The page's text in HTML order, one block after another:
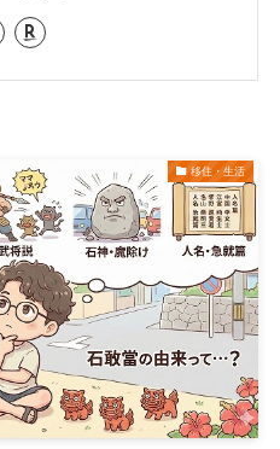
移住・生活